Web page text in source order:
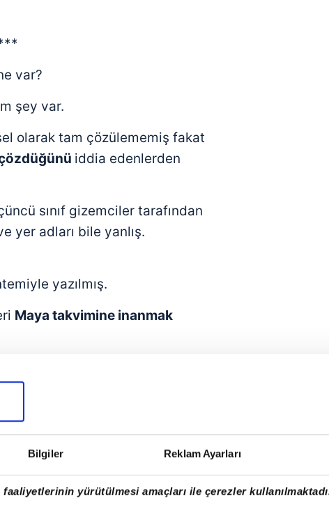
Bilgiler Reklam Ayarları
yürütülmesi amaçları ile çerezler
var?
şey var.
olarak tam çözülememiş fakat
iddia edenlerden
sınıf gizemciler tarafından
yer adları bile yanlış.
yazılmış.
Maya takvimine inanmak
olsa "ebedi diriliş
geliyor.
tembelialttan alta nasıl da